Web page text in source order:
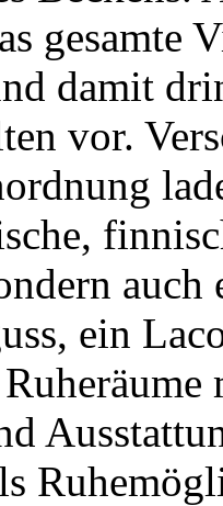
gesamte
damit
vor.
ein